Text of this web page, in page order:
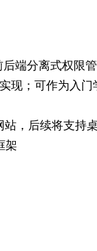
端分离式权限
现；可作为入门
站，后续将支持
架